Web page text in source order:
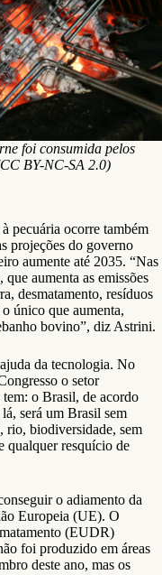
foi consumida pelos
BY-NC-SA 2.0)
pecuária ocorre também
projeções do governo
aumente até 2035. “Nas
aumenta as emissões
desmatamento, resíduos
único que aumenta,
bovino”, diz Astrini.
da tecnologia. No
o setor
o Brasil, de acordo
será um Brasil sem
rio, biodiversidade, sem
qualquer resquício de
o adiamento da
Europeia (UE). O
(EUDR)
foi produzido em áreas
deste ano, mas os